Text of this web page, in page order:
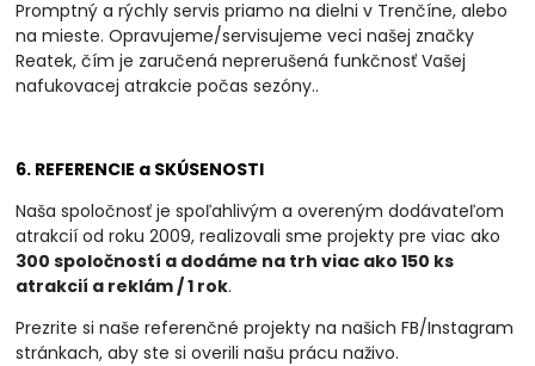
Promptný a rýchly servis priamo na dielni v Trenčíne, alebo
na mieste. Opravujeme/servisujeme veci našej značky
Reatek, čím je zaručená neprerušená funkčnosť Vašej
nafukovacej atrakcie počas sezóny..
6. REFERENCIE a SKÚSENOSTI
Naša spoločnosť je spoľahlivým a overeným dodávateľom
atrakcií od roku 2009, realizovalisme projekty pre viac ako
300 spoločností a dodáme na trh viac ako 150 ks
atrakcií a reklám / 1 rok.
Prezrite si naše referenčné projekty na našich FB/Instagram
stránkach, aby ste si overili našu prácu naživo.